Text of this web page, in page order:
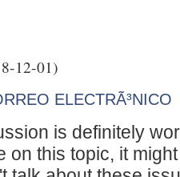
12-01)
ELECTRÃ³NICO
is definitely
on this topic, it